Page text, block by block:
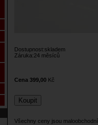
Dostupnost:skladem
Záruka:24 měsíců
Cena 399,00 Kč
Všechny ceny jsou